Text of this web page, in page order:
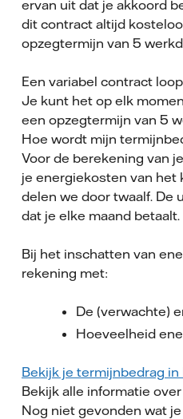
ervan uit dat je akkoord
dit contract altijd
opzegtermijn van 5
Een variabel contract
Je kunt het op elk
een opzegtermijn van 5
Hoe wordt mijn
Voor de berekening van
je energiekosten van het
delen we door twaalf. De
dat je elke maand betaalt.
Bij het inschatten van
rekening met:
De (verwachte)
Hoeveelheid
Bekijk je termijnbedrag in
Bekijk alle informatie
Nog niet gevonden wat